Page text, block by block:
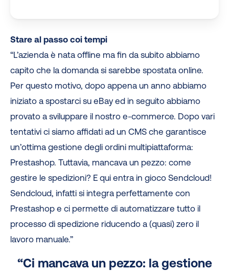
Stare al passo coi tempi
“L’azienda è nata offline ma fin da subito abbiamo
capito che la domanda si sarebbe spostata online.
Per questo motivo, dopo appena un anno abbiamo
iniziato a spostarci su eBay ed in seguito abbiamo
provato a sviluppare il nostro e-commerce. Dopo vari
tentativi ci siamo affidati ad un CMS che garantisce
un’ottima gestione degli ordini multipiattaforma:
Prestashop. Tuttavia, mancava un pezzo: come
gestire le spedizioni? E qui entra in gioco Sendcloud!
Sendcloud, infatti si integra perfettamente con
Prestashop e ci permette di automatizzare tutto il
processo di spedizione riducendo a (quasi) zero il
lavoro manuale.”
“Ci mancava un pezzo: la gestione